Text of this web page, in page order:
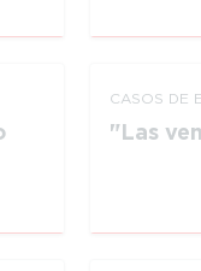
CASOS DE
Las